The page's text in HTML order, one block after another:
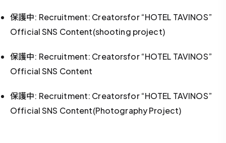
保護中: Recruitment: Creatorsfor “HOTEL TAVINOS”
Official SNS Content(shooting project)
保護中: Recruitment: Creatorsfor “HOTEL TAVINOS”
Official SNS Content
保護中: Recruitment: Creatorsfor “HOTEL TAVINOS”
Official SNS Content(Photography Project)